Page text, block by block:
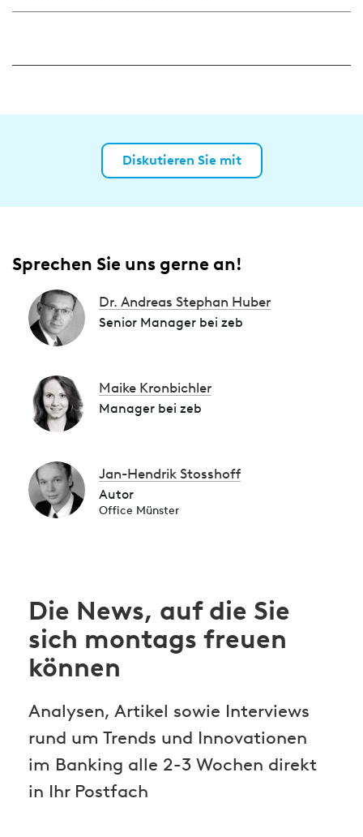
Diskutieren Sie mit
Sprechen Sie uns gerne an!
Dr. Andreas Stephan Huber
Senior Manager bei zeb
Maike Kronbichler
Manager bei zeb
Jan-Hendrik Stosshoff
Autor
Office Münster
Die News, auf die Sie
sich montags freuen
können
Analysen, Artikel sowie Interviews
rund um Trends und Innovationen
im Banking alle 2-3 Wochen direkt
in Ihr Postfach